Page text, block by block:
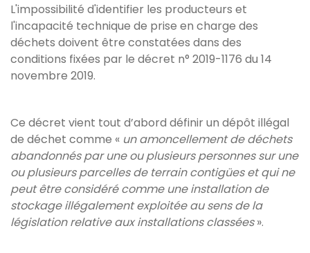
L'impossibilité d'identifier les producteurs et
l'incapacité technique de prise en charge des
déchets doivent être constatées dans des
conditions fixées par le décret n° 2019-1176 du 14
novembre 2019.
Ce décret vient tout d’abord définir un dépôt illégal
de déchet comme « un amoncellement de déchets
abandonnés par une ou plusieurs personnes sur une
ou plusieurs parcelles de terrain contigües et qui ne
peut être considéré comme une installation de
stockage illégalement exploitée au sens de la
législation relative aux installations classées».